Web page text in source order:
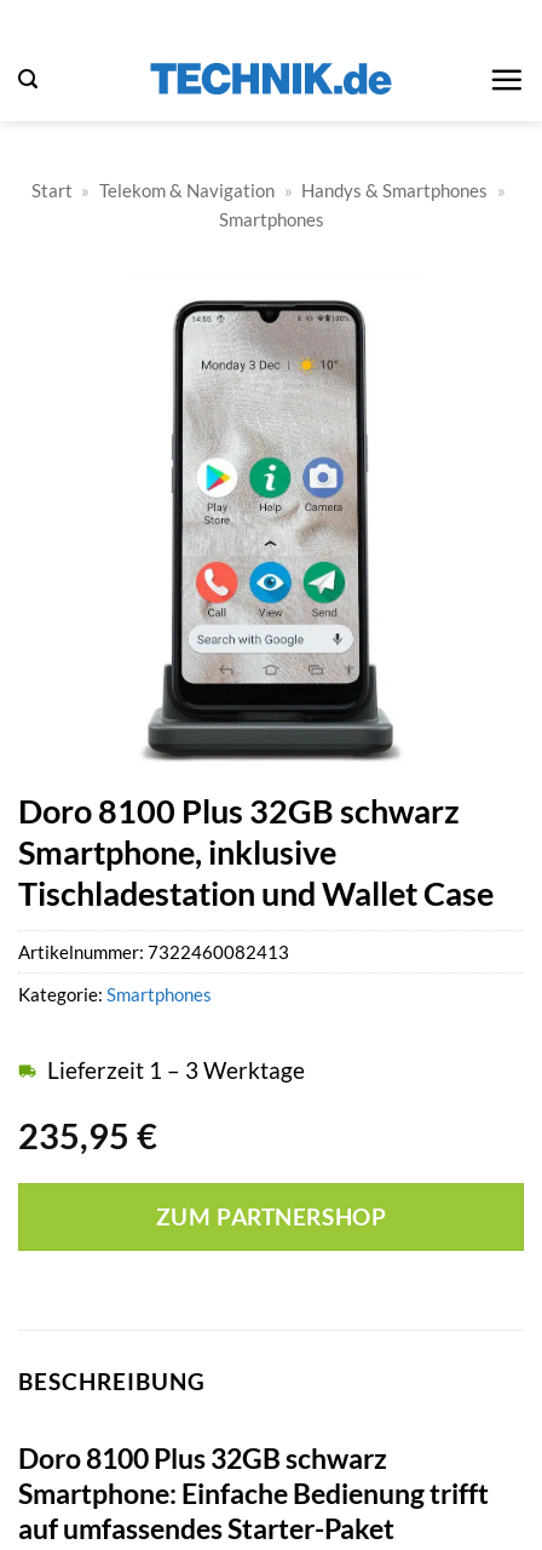
springen
Start » Telekom & Navigation » Handys & Smartphones »
Smartphones
Doro 8100 Plus 32GB schwarz
Smartphone, inklusive
Tischladestation und Wallet Case
235,95 €
Lieferzeit 1 – 3 Werktage
ZUM PARTNERSHOP
Artikelnummer: 7322460082413
Kategorie: Smartphones
BESCHREIBUNG
Doro 8100 Plus 32GB schwarz
Smartphone: Einfache Bedienung trifft
auf umfassendes Starter-Paket